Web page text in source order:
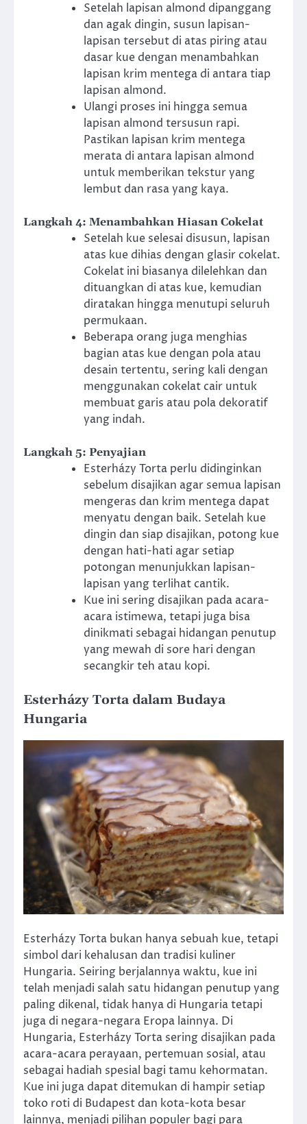
Setelah lapisan almond dipanggang
dan agak dingin, susun lapisan-
lapisan tersebut di atas piring atau
dasar kue dengan menambahkan
lapisan krim mentega di antara tiap
lapisan almond.
Ulangi proses ini hingga semua
lapisan almond tersusun rapi.
Pastikan lapisan krim mentega
merata di antara lapisan almond
untuk memberikan tekstur yang
lembut dan rasa yang kaya.
Langkah 4: Menambahkan Hiasan Cokelat
Setelah kue selesai disusun, lapisan
atas kue dihias dengan glasir cokelat.
Cokelat ini biasanya dilelehkan dan
dituangkan di atas kue, kemudian
diratakan hingga menutupi seluruh
permukaan.
Beberapa orang juga menghias
bagian atas kue dengan pola atau
desain tertentu, sering kali dengan
menggunakan cokelat cair untuk
membuat garis atau pola dekoratif
yang indah.
Langkah 5: Penyajian
Esterházy Torta perlu didinginkan
sebelum disajikan agar semua lapisan
mengeras dan krim mentega dapat
menyatu dengan baik. Setelah kue
dingin dan siap disajikan, potong kue
dengan hati-hati agar setiap
potongan menunjukkan lapisan-
lapisan yang terlihat cantik.
Kue ini sering disajikan pada acara-
acara istimewa, tetapi juga bisa
dinikmati sebagai hidangan penutup
yang mewah di sore hari dengan
secangkir teh atau kopi.
Esterházy Torta dalam Budaya
Hungaria
Esterházy Torta bukan hanya sebuah kue, tetapi
simbol dari kehalusan dan tradisi kuliner
Hungaria. Seiring berjalannya waktu, kue ini
telah menjadi salah satu hidangan penutup yang
paling dikenal, tidak hanya di Hungaria tetapi
juga di negara-negara Eropa lainnya. Di
Hungaria, Esterházy Torta sering disajikan pada
acara-acara perayaan, pertemuan sosial, atau
sebagai hadiah spesial bagi tamu kehormatan.
Kue ini juga dapat ditemukan di hampir setiap
toko roti di Budapest dan kota-kota besar
lainnya, menjadi pilihan populer bagi para